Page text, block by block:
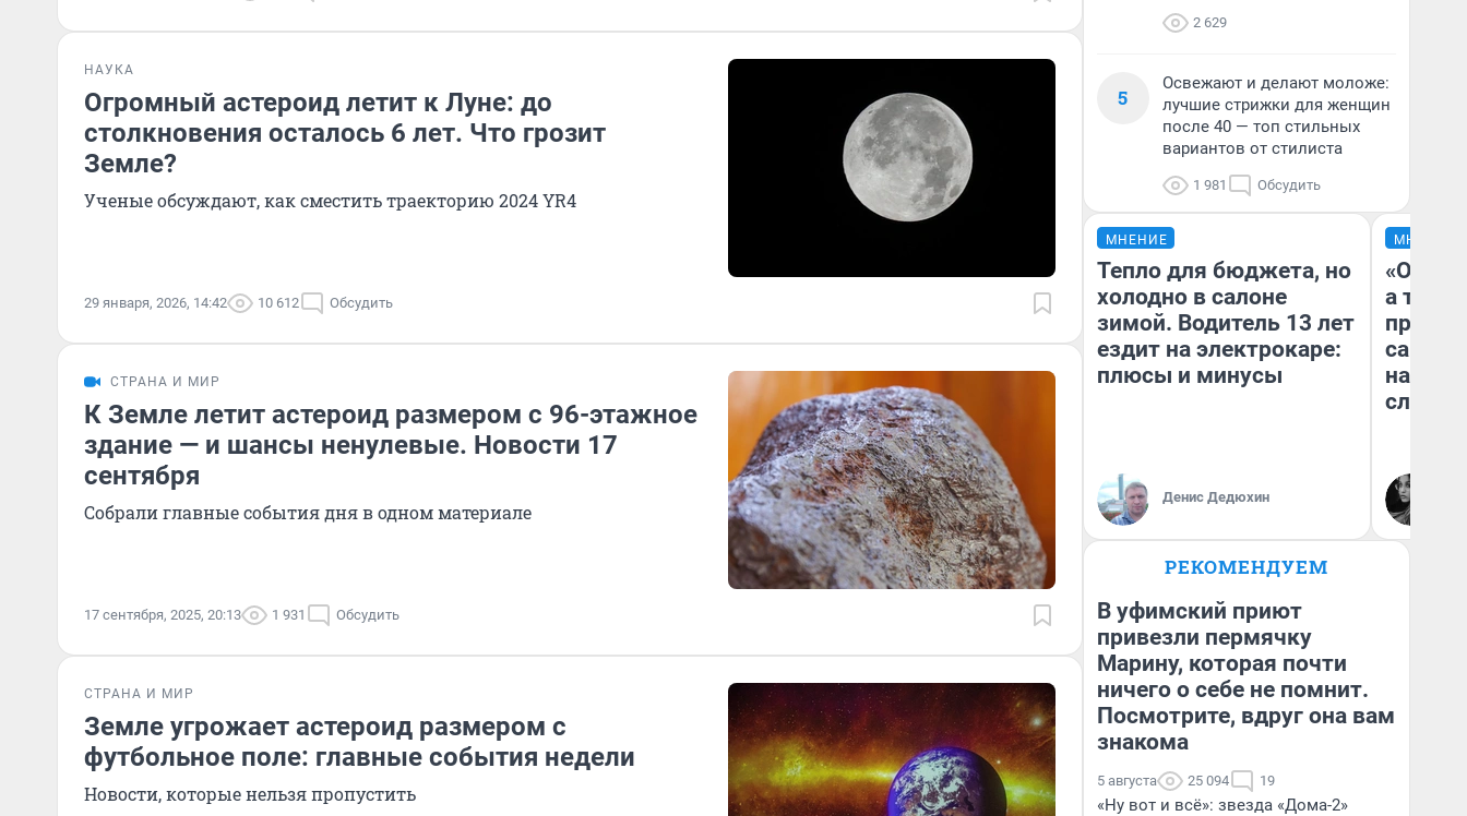
НАУКА
Огромный астероид летит к Луне: до
столкновения осталось 6 лет. Что грозит
Земле?
Ученые обсуждают, как сместить траекторию 2024 YR4
29 января, 2026, 14:42 10 612 Обсудить
СТРАНА И МИР
К Земле летит астероид размером с 96-этажное
здание — и шансы ненулевые. Новости 17
сентября
Собрали главные события дня в одном материале
17 сентября, 2025, 20:13 1 931 Обсудить
СТРАНА И МИР
Земле угрожает астероид размером с
футбольное поле: главные события недели
Новости, которые нельзя пропустить
2 629
5
Освежают и делают моложе:
лучшие стрижки для женщин
после 40 — топ стильных
вариантов от стилиста
1 981 Обсудить
МНЕНИЕ
Тепло для бюджета, но
холодно в салоне
зимой. Водитель 13 лет
ездит на электрокаре:
плюсы и минусы
Денис Дедюхин
МНЕНИЕ
а там
на АЗС
слезы
РЕКОМЕНДУЕМ
В уфимский приют
привезли пермячку
Марину, которая почти
ничего о себе не помнит.
Посмотрите, вдруг она вам
знакома
5 августа 25 094 19
«Ну вот и всё»: звезда «Дома-2»